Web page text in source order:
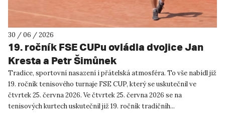
30 / 06 / 2026
19. ročník FSE CUPu ovládla dvojice Jan
Kresta a Petr Šimůnek
Tradice, sportovní nasazení i přátelská atmosféra. To vše nabídl již
19. ročník tenisového turnaje FSE CUP, který se uskutečnil ve
čtvrtek 25. června 2026. Ve čtvrtek 25. června 2026 se na
tenisových kurtech uskutečnil již 19. ročník tradičníh...